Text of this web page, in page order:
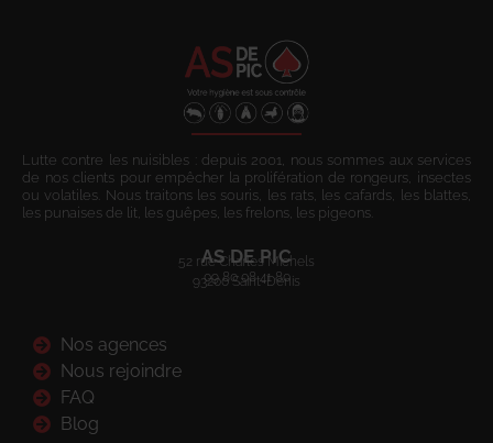
Lutte contre les nuisibles : depuis 2001, nous sommes aux services
de nos clients pour empêcher la prolifération de rongeurs, insectes
ou volatiles. Nous traitons les souris, les rats, les cafards, les blattes,
les punaises de lit, les guêpes, les frelons, les pigeons.
AS DE PIC
52 rue Charles Michels
93200 Saint-Denis
09 80 08 41 80
Nos agences
Nous rejoindre
FAQ
Blog